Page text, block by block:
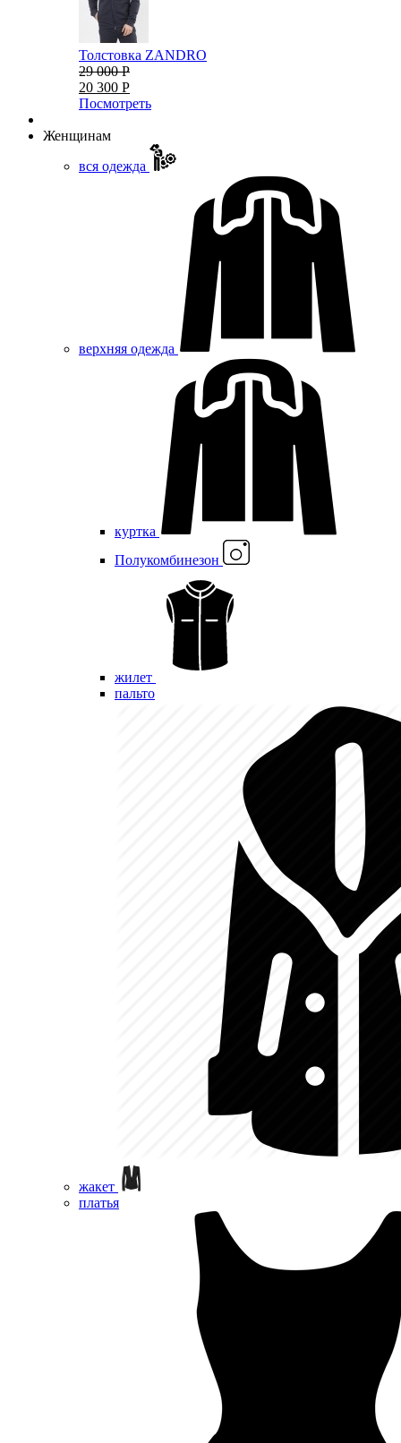
Толстовка ZANDRO
29 000 Р
20 300 Р
Посмотреть
Женщинам
вся одежда
верхняя одежда
куртка
Полукомбинезон
жилет
пальто
жакет
платья